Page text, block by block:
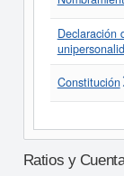
Declaración
Constitución
Ratios y